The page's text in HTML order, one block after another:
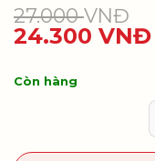
27.000VNĐ
24.300 VNĐ
Còn hàng